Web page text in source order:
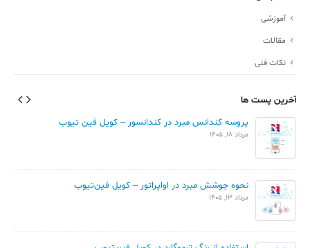
آموزشی
مقالات
نکات فنی
آخرین پست ها
پروسه کندانس مبرد در کندانسور – کویل فین تیوب
مرداد 18, 1405
نحوه جوشش مبرد در اواپراتور – کویل فین‌تیوب
مرداد 13, 1405